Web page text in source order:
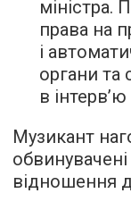
міністра.
права на
і
органи та
в
Музикант
відношення